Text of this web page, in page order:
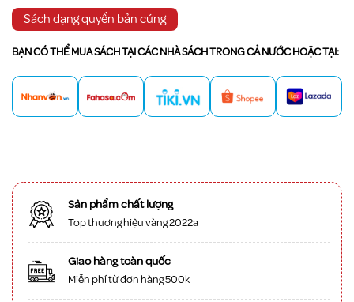
Sách dạng quyển bản cứng
BẠN CÓ THỂ MUA SÁCH TẠI CÁC NHÀ SÁCH TRONG CẢ NƯỚC HOẶC TẠI:
Sản phẩm chất lượng
Top thương hiệu vàng 2022a
Giao hàng toàn quốc
Miễn phí từ đơn hàng 500k